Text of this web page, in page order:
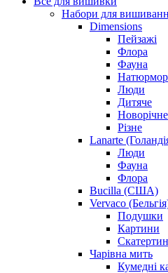
Набори для
Dimensions
Пейзажі
Флора
Фауна
Люди
Дитяче
Новорічне
Різне
Lanarte
Люди
Фауна
Флора
Bucilla (США)
Vervaco
Подушки
Картини
Чарiвна мить
Кумедні